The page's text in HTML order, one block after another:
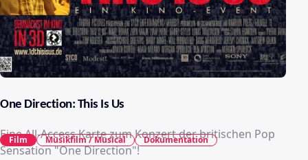
One Direction: This Is Us
Eine All-Access Karte zum Konzert der britischen Pop
Sensation "One Direction"!
Film Musikfilm / Musical Dokumentation